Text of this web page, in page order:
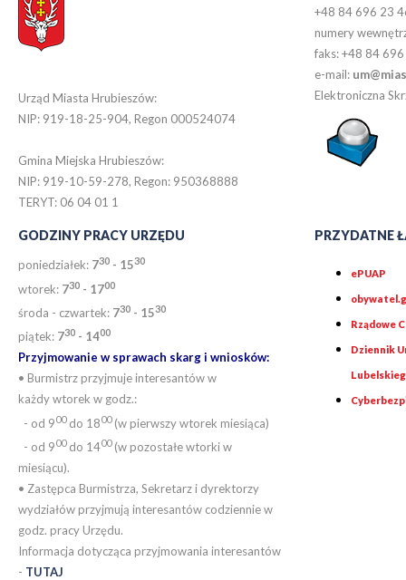
Urząd Miasta Hrubieszów:
NIP: 919-18-25-904, Regon 000524074
Gmina Miejska Hrubieszów:
NIP: 919-10-59-278, Regon: 950368888
TERYT: 06 04 01 1
+48 84 696 23
numery
faks: +48 84
e-mail:
Elektroniczna
GODZINY PRACY URZĘDU
poniedziałek: 730 - 1530
wtorek: 730 - 1700
środa - czwartek: 730 - 1530
piątek: 730 - 1400
Przyjmowanie w sprawach skarg i wniosków:
• Burmistrz przyjmuje interesantów w
każdy wtorek w godz.:
- od 900do 1800(w pierwszy wtorek miesiąca)
- od 900do 1400(w pozostałe wtorki w
miesiącu).
• Zastępca Burmistrza, Sekretarz i dyrektorzy
wydziałów przyjmują interesantów codziennie w
godz. pracy Urzędu.
Informacja dotycząca przyjmowania interesantów
- TUTAJ
PRZYDATNE
ePUAP
Rządowe
Dziennik